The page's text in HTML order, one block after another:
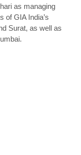
as managing
of GIA India’s
Surat, as well as